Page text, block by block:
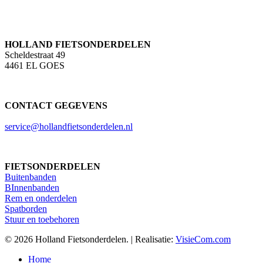
HOLLAND FIETSONDERDELEN
Scheldestraat 49
4461 EL GOES
CONTACT GEGEVENS
service@hollandfietsonderdelen.nl
FIETSONDERDELEN
Buitenbanden
BInnenbanden
Rem en onderdelen
Spatborden
Stuur en toebehoren
© 2026 Holland Fietsonderdelen. | Realisatie: VisieCom.com
Close
Home